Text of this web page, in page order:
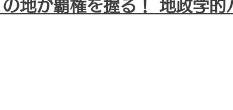
の地が覇権を握る！ 地政学的